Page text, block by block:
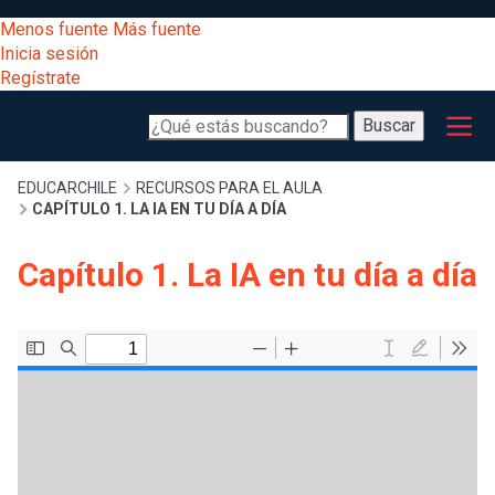
al
contenido
principal
[Educarchile
Escritorio]
Menú
a
Menos fuente Más fuente
Inicia sesión
Regístrate
Buscar
Buscar
Menú
principal
Desarrollo
Expand
Gestión
Expand
Comunidad
Exploración
Sobrescribir
enlaces
de
EDUCARCHILE
RECURSOS PARA EL AULA
CAPÍTULO 1. LA IA EN TU DÍA A DÍA
Capítulo 1. La IA en tu día a día
Inicia sesión.